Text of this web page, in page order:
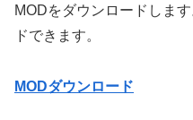
MODをダウンロードしま
ドできます。
MODダウンロード